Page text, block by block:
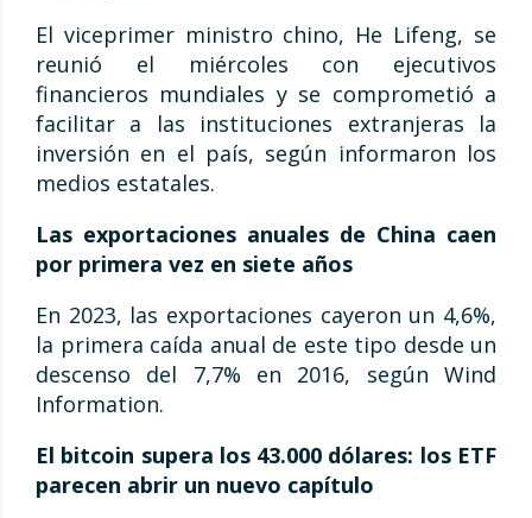
El viceprimer ministro chino, He Lifeng, se
reunió el miércoles con ejecutivos
financieros mundiales y se comprometió a
facilitar a las instituciones extranjeras la
inversión en el país, según informaron los
medios estatales.
Las exportaciones anuales de China caen
por primera vez en siete años
En 2023, las exportaciones cayeron un 4,6%,
la primera caída anual de este tipo desde un
descenso del 7,7% en 2016, según Wind
Information.
El bitcoin supera los 43.000 dólares: los ETF
parecen abrir un nuevo capítulo